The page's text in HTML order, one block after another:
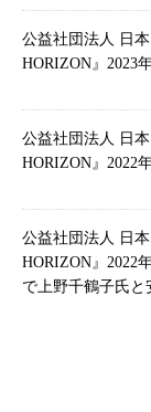
公益社団法人 日
HORIZON』2023
公益社団法人 日
HORIZON』2022
公益社団法人 日
HORIZON』2022
で上野千鶴子氏と